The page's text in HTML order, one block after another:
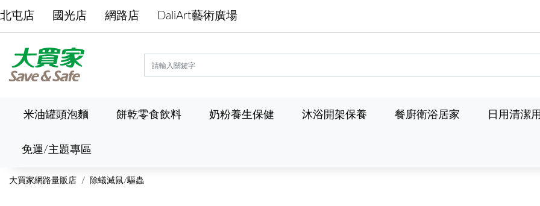
北屯店 國光店 網路店 DaliArt藝術廣場
米油罐頭泡麵 餅乾零食飲料 奶粉養生保健 沐浴開架保養 餐廚衛浴居家 日用清潔
免運/主題專區
大買家網路量販店 除蟻滅鼠/驅蟲